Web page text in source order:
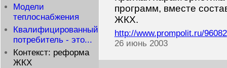
Модели
теплоснабжения
Квалифицированный
потребитель - это...
Контекст: реформа
ЖКХ
программ, вместе
ЖКХ.
http://www.prompolit.ru/96082
26 июнь 2003